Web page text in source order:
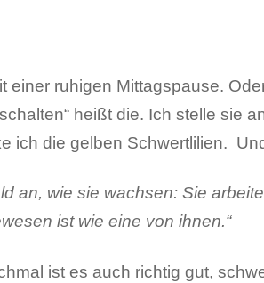
einer ruhigen Mittagspause.
heißt die. Ich stelle sie
ich die gelben Schwertlilien.
an, wie sie wachsen: Sie
ist wie eine von ihnen.“
ist es auch richtig gut,